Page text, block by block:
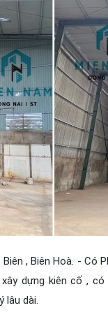
, Biên Hoà. - Có
dựng kiên cố ,
lâu dài.